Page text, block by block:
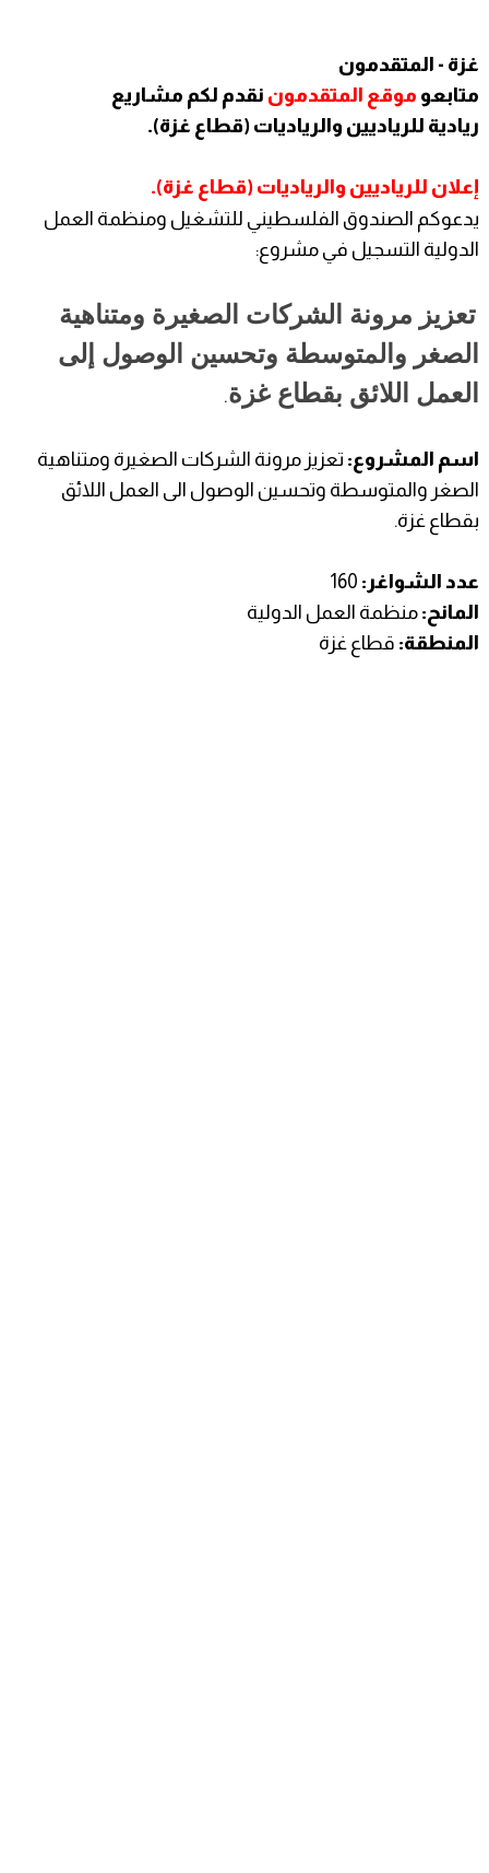
غزة - المتقدمون
متابعو موقع المتقدمون نقدم لكم مشاريع
ريادية للرياديين والرياديات (قطاع غزة).
إعلان للرياديين والرياديات (قطاع غزة).
يدعوكم الصندوق الفلسطيني للتشغيل ومنظمة العمل
الدولية التسجيل في مشروع:
تعزيز مرونة الشركات الصغيرة ومتناهية
الصغر والمتوسطة وتحسين الوصول إلى
العمل اللائق بقطاع غزة.
اسم المشروع: تعزيز مرونة الشركات الصغيرة ومتناهية
الصغر والمتوسطة وتحسين الوصول الى العمل اللائق
بقطاع غزة.
عدد الشواغر: 160
المانح: منظمة العمل الدولية
المنطقة: قطاع غزة